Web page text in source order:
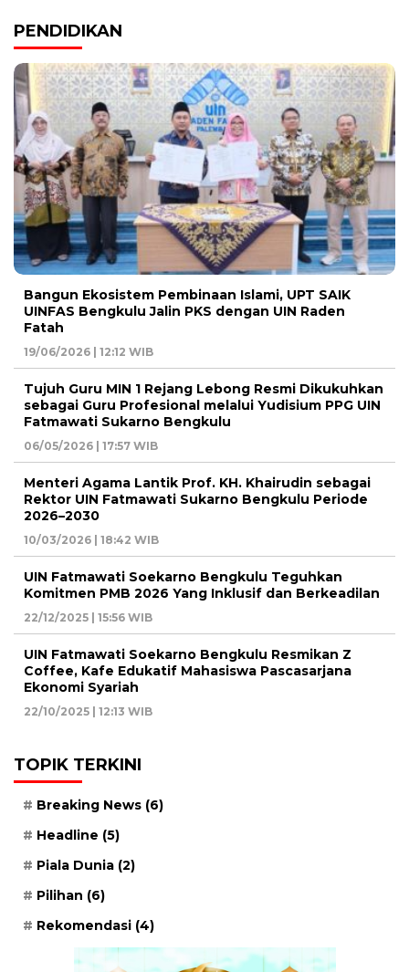
PENDIDIKAN
Bangun Ekosistem Pembinaan Islami, UPT SAIK
UINFAS Bengkulu Jalin PKS dengan UIN Raden
Fatah
19/06/2026 | 12:12 WIB
Tujuh Guru MIN 1 Rejang Lebong Resmi Dikukuhkan
sebagai Guru Profesional melalui Yudisium PPG UIN
Fatmawati Sukarno Bengkulu
06/05/2026 | 17:57 WIB
Menteri Agama Lantik Prof. KH. Khairudin sebagai
Rektor UIN Fatmawati Sukarno Bengkulu Periode
2026–2030
10/03/2026 | 18:42 WIB
UIN Fatmawati Soekarno Bengkulu Teguhkan
Komitmen PMB 2026 Yang Inklusif dan Berkeadilan
22/12/2025 | 15:56 WIB
UIN Fatmawati Soekarno Bengkulu Resmikan Z
Coffee, Kafe Edukatif Mahasiswa Pascasarjana
Ekonomi Syariah
22/10/2025 | 12:13 WIB
TOPIK TERKINI
Breaking News (6)
Headline (5)
Piala Dunia (2)
Pilihan (6)
Rekomendasi (4)